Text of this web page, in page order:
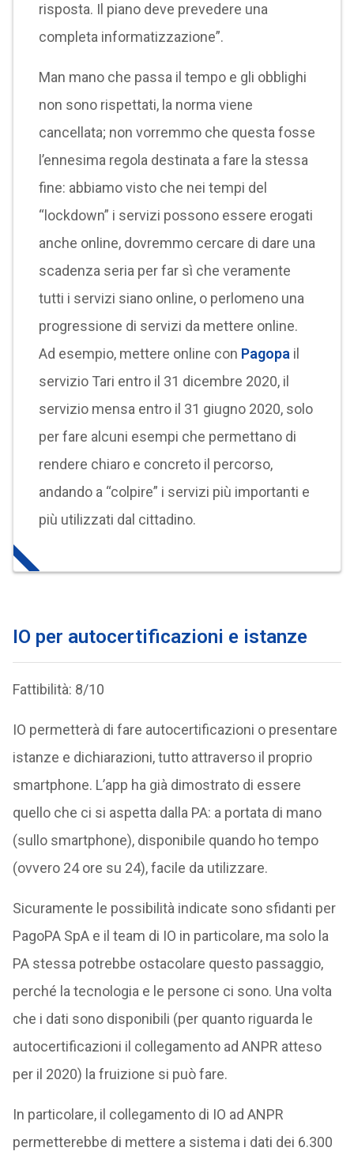
risposta. Il piano deve prevedere una
completa informatizzazione”.
Man mano che passa il tempo e gli obblighi
non sono rispettati, la norma viene
cancellata; non vorremmo che questa fosse
l’ennesima regola destinata a fare la stessa
fine: abbiamo visto che nei tempi del
“lockdown” i servizi possono essere erogati
anche online, dovremmo cercare di dare una
scadenza seria per far sì che veramente
tutti i servizi siano online, o perlomeno una
progressione di servizi da mettere online.
Ad esempio, mettere online con Pagopa il
servizio Tari entro il 31 dicembre 2020, il
servizio mensa entro il 31 giugno 2020, solo
per fare alcuni esempi che permettano di
rendere chiaro e concreto il percorso,
andando a “colpire” i servizi più importanti e
più utilizzati dal cittadino.
IO per autocertificazioni e istanze
Fattibilità: 8/10
IO permetterà di fare autocertificazioni o presentare
istanze e dichiarazioni, tutto attraverso il proprio
smartphone. L’app ha già dimostrato di essere
quello che ci si aspetta dalla PA: a portata di mano
(sullo smartphone), disponibile quando ho tempo
(ovvero 24 ore su 24), facile da utilizzare.
Sicuramente le possibilità indicate sono sfidanti per
PagoPA SpA e il team di IO in particolare, ma solo la
PA stessa potrebbe ostacolare questo passaggio,
perché la tecnologia e le persone ci sono. Una volta
che i dati sono disponibili (per quanto riguarda le
autocertificazioni il collegamento ad ANPR atteso
per il 2020) la fruizione si può fare.
In particolare, il collegamento di IO ad ANPR
permetterebbe di mettere a sistema i dati dei 6.300